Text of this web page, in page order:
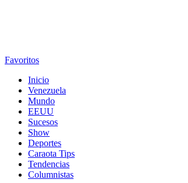
Favoritos
Inicio
Venezuela
Mundo
EEUU
Sucesos
Show
Deportes
Caraota Tips
Tendencias
Columnistas